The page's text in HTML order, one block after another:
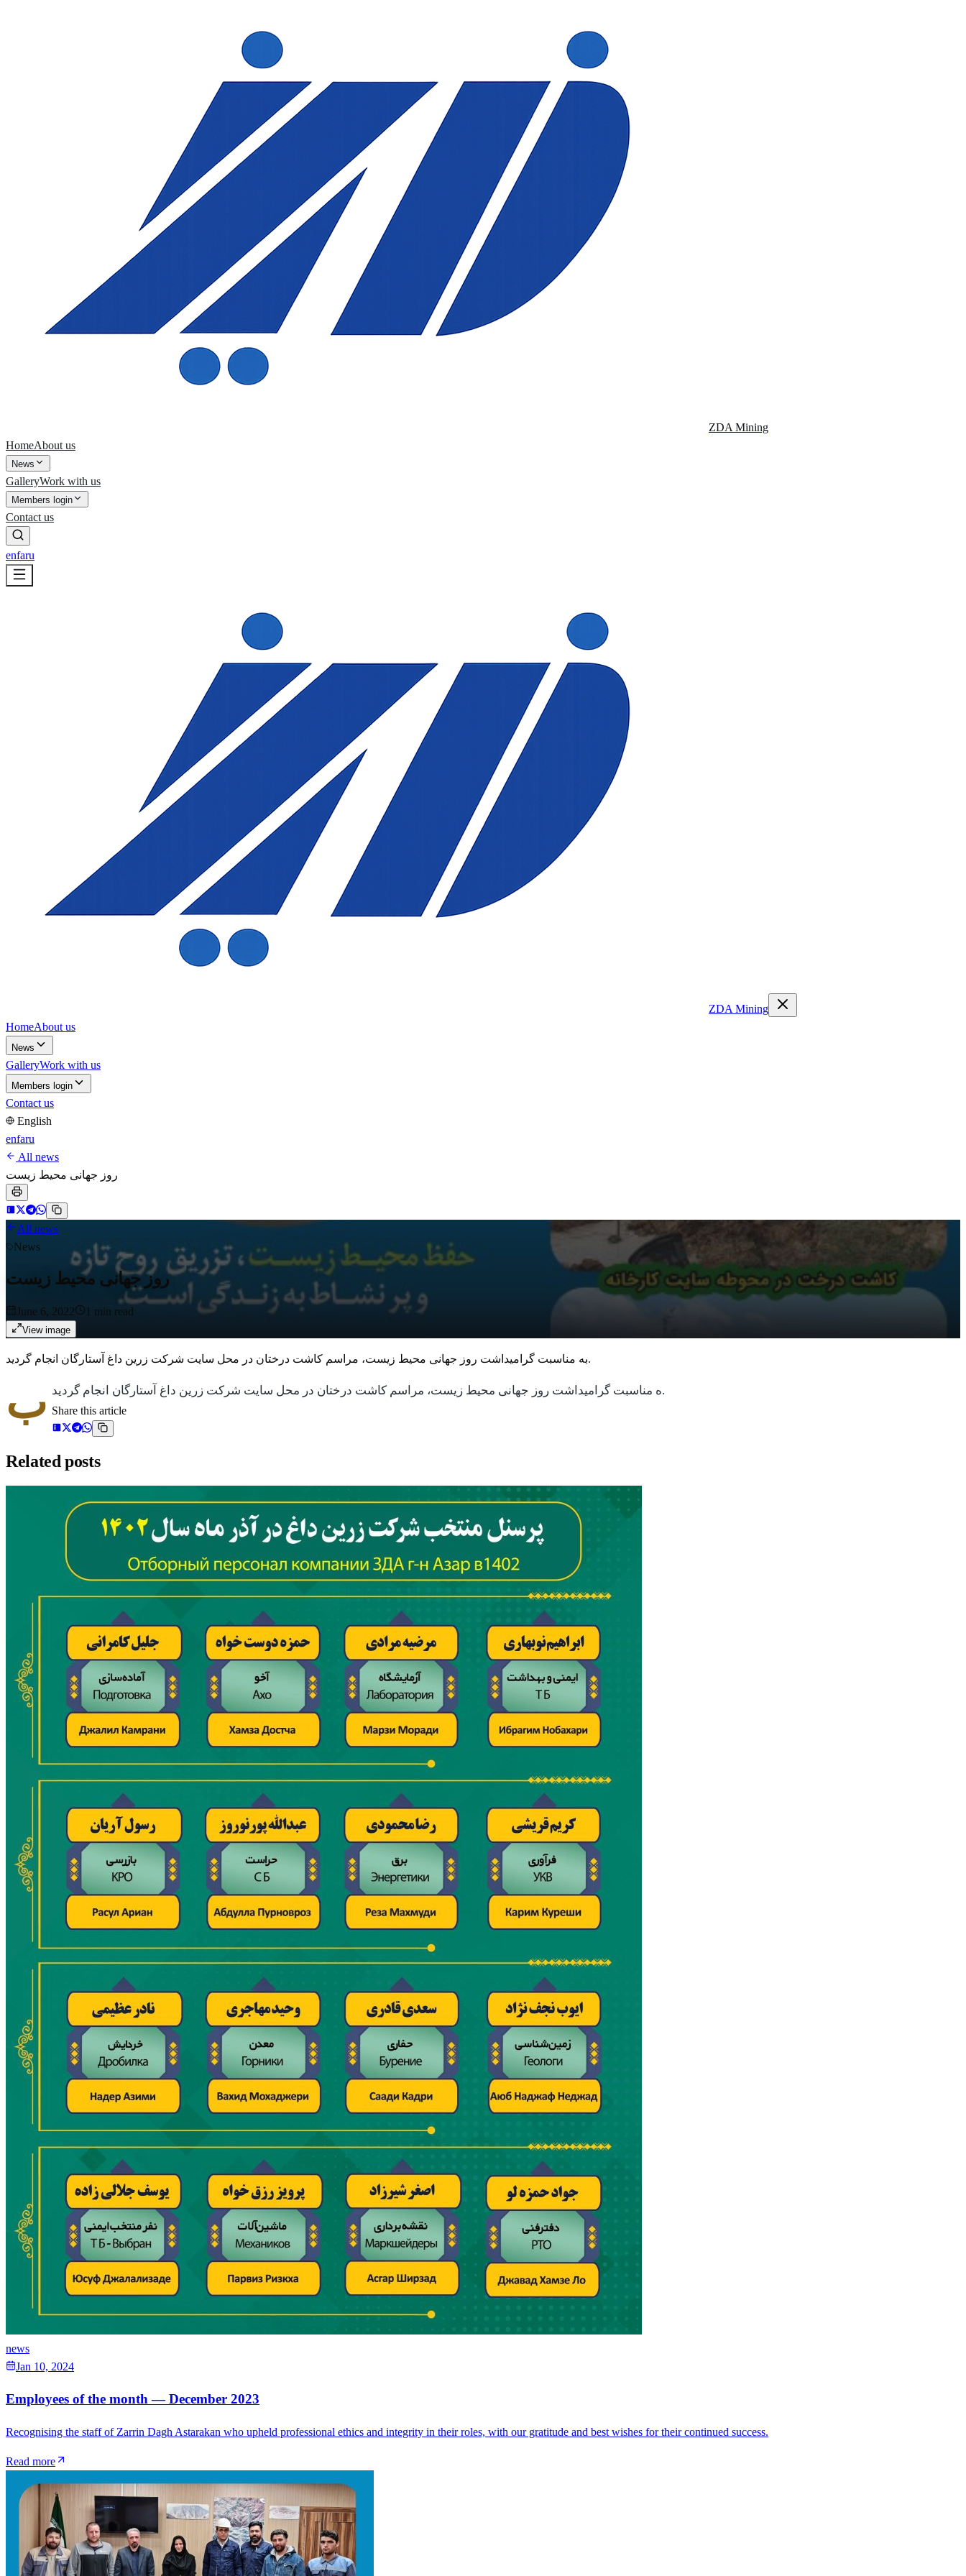
ZDA Mining
HomeAbout us
News
GalleryWork with us
Members login
Contact us
enfaru
ZDA Mining
HomeAbout us
News
GalleryWork with us
Members login
Contact us
English
enfaru
All news
روز جهانی محیط زیست
All news
News
روز جهانی محیط زیست
June 6, 2022 1 min read
View image
به مناسبت گرامیداشت روز جهانی محیط زیست، مراسم کاشت درختان در محل سایت شرکت زرین داغ آستارگان انجام گردید.
ب ه مناسبت گرامیداشت روز جهانی محیط زیست، مراسم کاشت درختان در محل سایت شرکت زرین داغ آستارگان انجام گردید.
Share this article
Related posts
news
Jan 10, 2024
Employees of the month — December 2023
Recognising the staff of Zarrin Dagh Astarakan who upheld professional ethics and integrity in their roles, with our gratitude and best wishes for their continued success.
Read more